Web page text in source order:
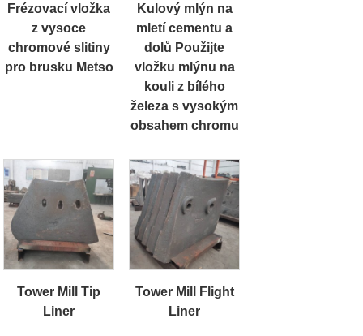
Frézovací vložka
z vysoce
chromové slitiny
pro brusku Metso
Kulový mlýn na
mletí cementu a
dolů Použijte
vložku mlýnu na
kouli z bílého
železa s vysokým
obsahem chromu
Tower Mill Tip
Liner
Tower Mill Flight
Liner